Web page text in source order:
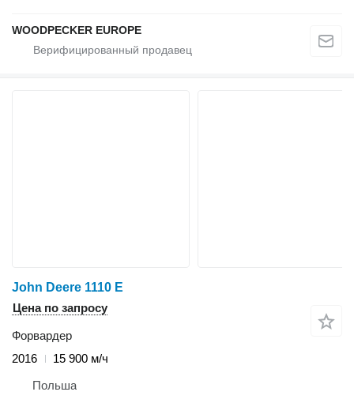
WOODPECKER EUROPE
John Deere 1110 E
Цена по запросу
Форвардер
2016
15 900 м/ч
Польша